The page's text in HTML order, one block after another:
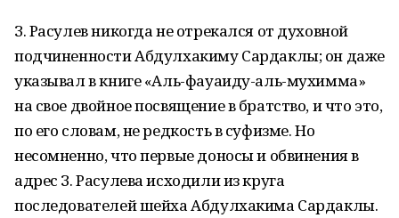
З. Расулев никогда не отрекался от духовной
подчиненности Абдулхакиму Сардаклы; он даже
указывал в книге «Аль-фауаиду-аль-мухимма»
на свое двойное посвящение в братство, и что это,
по его словам, не редкость в суфизме. Но
несомненно, что первые доносы и обвинения в
адрес З. Расулева исходили из круга
последователей шейха Абдулхакима Сардаклы.